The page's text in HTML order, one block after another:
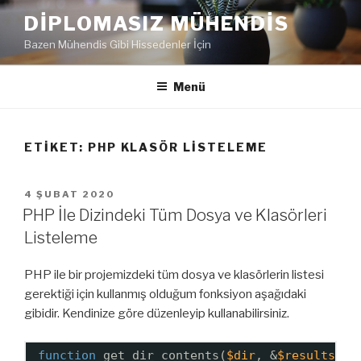
İçeriğe
DIPLOMASIZ MÜHENDIS
Bazen Mühendis Gibi Hissedenler İçin
Menü
ETIKET: PHP KLASÖR LISTELEME
YAYIM
TARIHI
4 ŞUBAT 2020
PHP İle Dizindeki Tüm Dosya ve Klasörleri
Listeleme
PHP ile bir projemizdeki tüm dosya ve klasörlerin listesi
gerektiği için kullanmış olduğum fonksiyon aşağıdaki
gibidir. Kendinize göre düzenleyip kullanabilirsiniz.
function get_dir_contents($dir, &$results